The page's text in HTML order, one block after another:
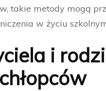
takie metody mogą
w życiu
i